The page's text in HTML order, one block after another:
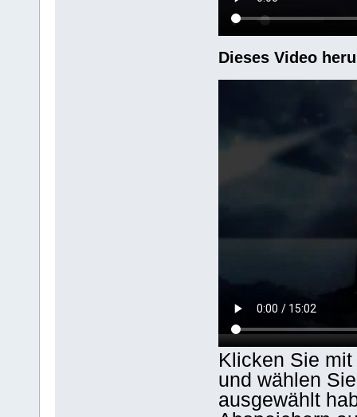
Dieses Video
Klicken Sie
und wählen
ausgewählt